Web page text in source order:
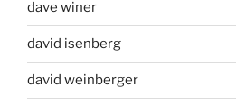
dave winer
david isenberg
david weinberger